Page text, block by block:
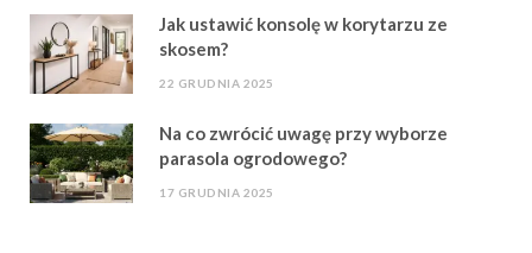
Jak ustawić konsolę w korytarzu ze
skosem?
22 GRUDNIA 2025
Na co zwrócić uwagę przy wyborze
parasola ogrodowego?
17 GRUDNIA 2025